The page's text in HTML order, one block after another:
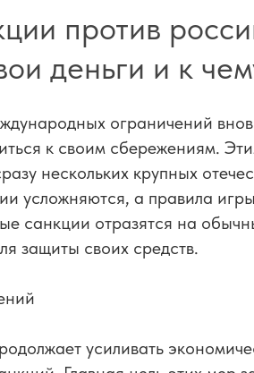
против
деньги и к
ограничений
к своим сбережениям.
нескольких крупных
усложняются, а правила
санкции отразятся на
защиты своих средств.
усиливать